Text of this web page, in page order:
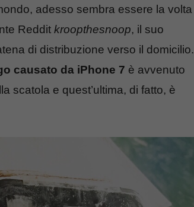
adesso sembra essere la volta
Reddit kroopthesnoop, il suo
di distribuzione verso il domicilio.
causato da iPhone 7 è avvenuto
scatola e quest’ultima, di fatto, è